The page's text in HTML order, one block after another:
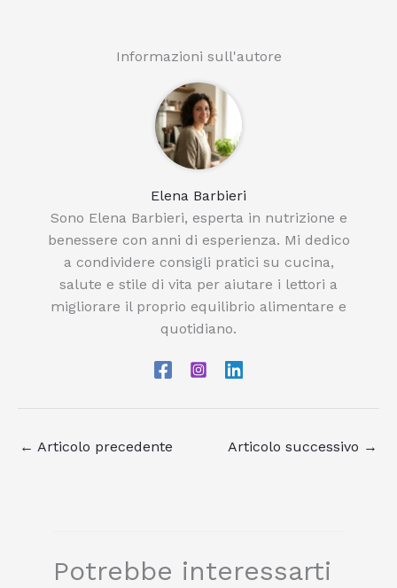
Informazioni sull'autore
Elena Barbieri
Sono Elena Barbieri, esperta in nutrizione e
benessere con anni di esperienza. Mi dedico
a condividere consigli pratici su cucina,
salute e stile di vita per aiutare i lettori a
migliorare il proprio equilibrio alimentare e
quotidiano.
← Articolo precedente Articolo successivo →
Potrebbe interessarti